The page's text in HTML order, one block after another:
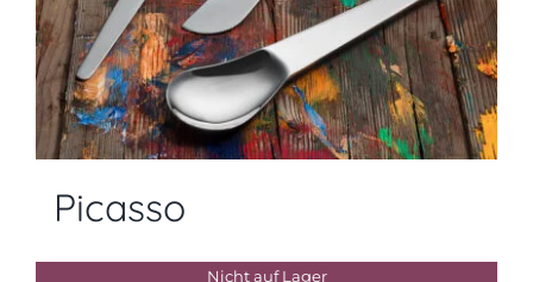
Picasso
Nicht auf Lager